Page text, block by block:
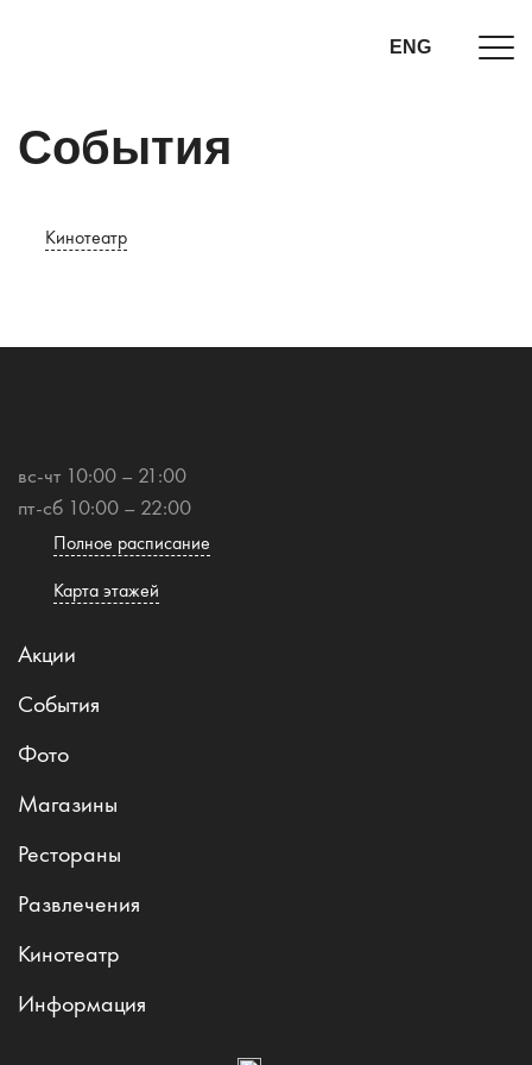
ENG
События
Кинотеатр
вс-чт 10:00 – 21:00
пт-сб 10:00 – 22:00
Полное расписание
Карта этажей
Акции
События
Фото
Магазины
Рестораны
Развлечения
Кинотеатр
Информация